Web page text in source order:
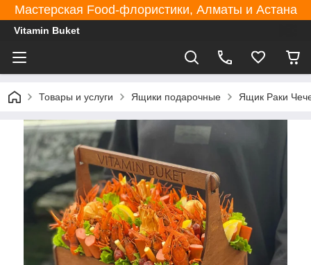
Мастерская Food-флористики, Алматы и Астана
Vitamin Buket
Товары и услуги Ящики подарочные Ящик Раки